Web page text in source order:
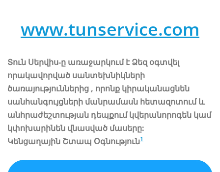
www.tunservice.com
Տուն Սերվիս-ը առաջարկում է Ձեզ օգտվել
որակավորված սանտեխնիկների
ծառայություններից , որոնք կիրականացնեն
սանհանգույցների մանրամասն հետազոտում և
անհրաժեշտության դեպքում կվերանորոգեն կամ
կփոխարինեն վնասված մասերը:
Կենցաղային Շտապ Օգնություն1